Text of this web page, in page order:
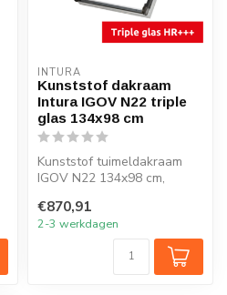
INTURA
Kunststof dakraam
Intura IGOV N22 triple
glas 134x98 cm
Kunststof tuimeldakraam
IGOV N22 134x98 cm,
0,86 W...
€870,91
2-3 werkdagen